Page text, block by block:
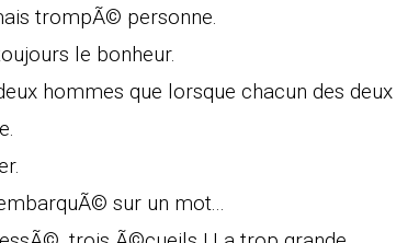
trompÃ© personne.
le bonheur.
hommes que lorsque chacun des deux
sur un mot...